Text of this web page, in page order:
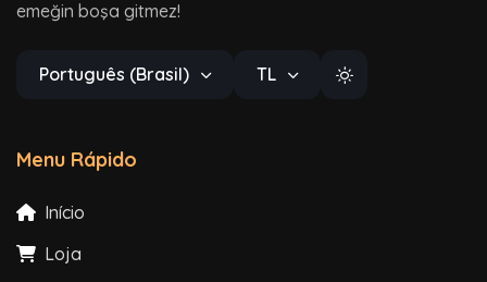
emeğin boşa gitmez!
Português (Brasil) TL
Menu Rápido
Início
Loja